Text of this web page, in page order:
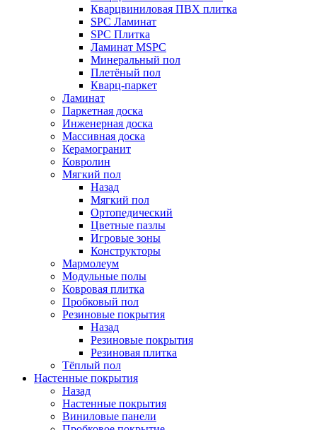
Кварцвиниловая ПВХ плитка
SPC Ламинат
SPC Плитка
Ламинат MSPC
Минеральный пол
Плетёный пол
Кварц-паркет
Ламинат
Паркетная доска
Инженерная доска
Массивная доска
Керамогранит
Ковролин
Мягкий пол
Назад
Мягкий пол
Ортопедический
Цветные пазлы
Игровые зоны
Конструкторы
Мармолеум
Модульные полы
Ковровая плитка
Пробковый пол
Резиновые покрытия
Назад
Резиновые покрытия
Резиновая плитка
Тёплый пол
Настенные покрытия
Назад
Настенные покрытия
Виниловые панели